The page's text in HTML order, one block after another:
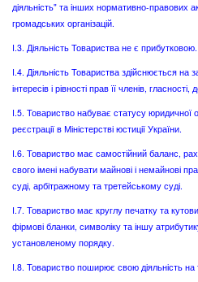
діяльність" та інших нормативно-правових
громадських організацій.
I.3. Діяльність Товариства не є прибутковою.
I.4. Діяльність Товариства здійснюється на
інтересів і рівності прав її членів,
I.5. Товариство набуває статусу юридичної
реєстрації в Міністерстві юстиції України.
I.6. Товариство має самостійний баланс,
свого імені набувати майнові і немайнові
суді, арбітражному та третейському суді.
I.7. Товариство має круглу печатку та
фірмові бланки, символіку та іншу
установленому порядку.
I.8. Товариство поширює свою діяльність на